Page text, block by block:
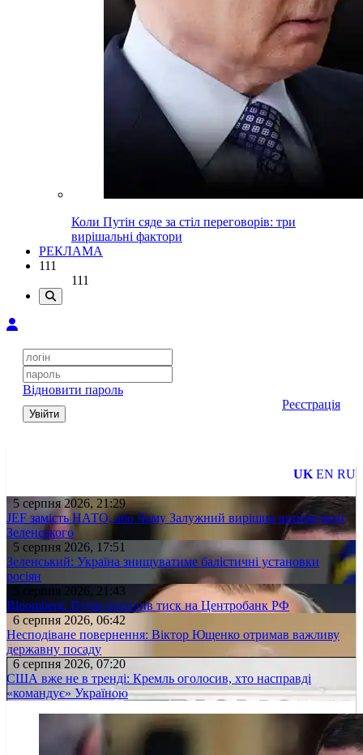
Коли Путін сяде за стіл переговорів: три
вирішальні фактори
РЕКЛАМА
111
111
Відновити пароль
Увійти
Реєстрація
UK EN RU
5 серпня 2026, 21:29
JEF замість НАТО, або Чому Залужний вирішив випередити
Зеленського
5 серпня 2026, 17:51
Зеленський: Україна знищуватиме балістичні установки
росіян
5 серпня 2026, 21:43
Bloomberg: Путін посилив тиск на Центробанк РФ
6 серпня 2026, 06:42
Несподіване повернення: Віктор Ющенко отримав важливу
державну посаду
6 серпня 2026, 07:20
США вже не в тренді: Кремль оголосив, хто насправді
«командує» Україною